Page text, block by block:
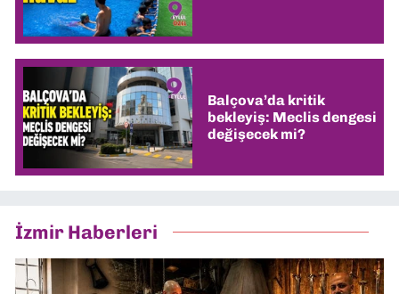
Balçova’da kritik
bekleyiş: Meclis dengesi
değişecek mi?
İzmir Haberleri